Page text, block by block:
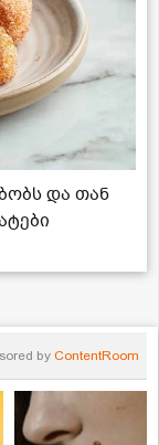
და თან
by ContentRoom